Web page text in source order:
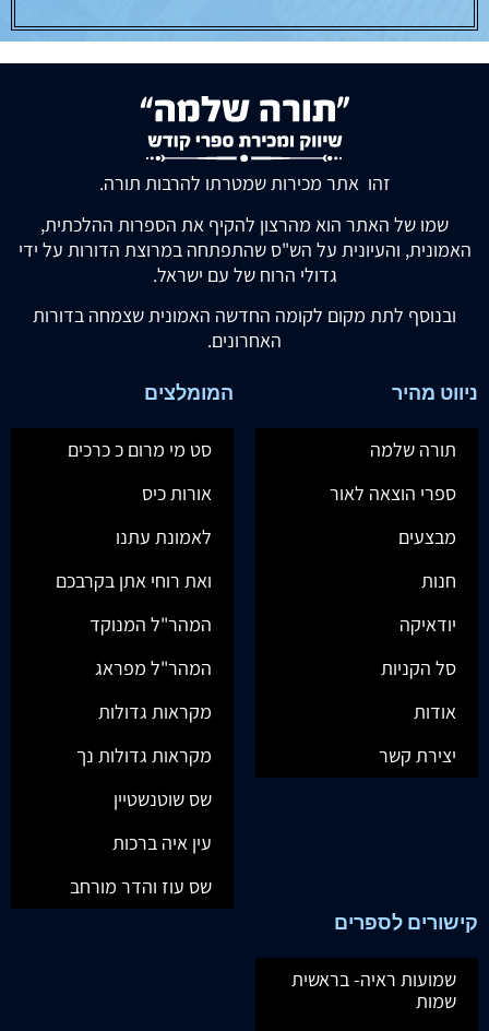
זהו אתר מכירות שמטרתו להרבות תורה.
שמו של האתר הוא מהרצון להקיף את הספרות ההלכתית,
האמונית, והעיונית על הש"ס שהתפתחה במרוצת הדורות על ידי
גדולי הרוח של עם ישראל.
ובנוסף לתת מקום לקומה החדשה האמונית שצמחה בדורות
האחרונים.
ניווט מהיר
תורה שלמה
ספרי הוצאה לאור
מבצעים
חנות
יודאיקה
סל הקניות
אודות
יצירת קשר
המומלצים
סט מי מרום כ כרכים
אורות כיס
לאמונת עתנו
ואת רוחי אתן בקרבכם
המהר"ל המנוקד
המהר"ל מפראג
מקראות גדולות
מקראות גדולות נך
שס שוטנשטיין
עין איה ברכות
שס עוז והדר מורחב
קישורים לספרים
שמועות ראיה- בראשית
שמות